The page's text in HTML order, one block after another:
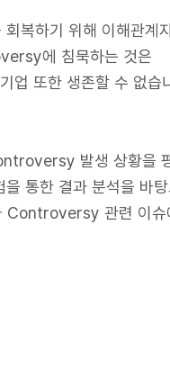
복하기 위해 이해관계
에 침묵하는 것은
업 또한 생존할 수 없습
발생 상황을
통한 결과 분석을 바
Controversy 관련 이슈